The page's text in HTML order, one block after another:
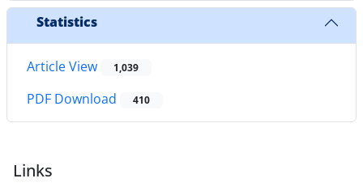
Statistics
Article View 1,039
PDF Download 410
Links